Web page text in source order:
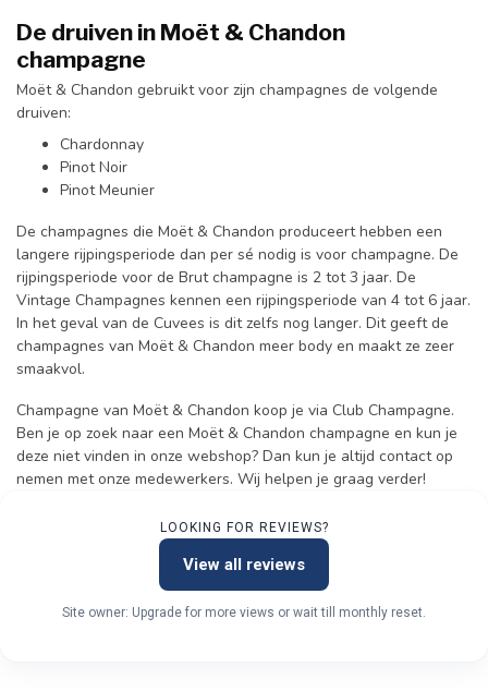
De druiven in Moët & Chandon
champagne
Moët & Chandon gebruikt voor zijn champagnes de volgende
druiven:
Chardonnay
Pinot Noir
Pinot Meunier
De champagnes die Moët & Chandon produceert hebben een
langere rijpingsperiode dan per sé nodig is voor champagne. De
rijpingsperiode voor de Brut champagne is 2 tot 3 jaar. De
Vintage Champagnes kennen een rijpingsperiode van 4 tot 6 jaar.
In het geval van de Cuvees is dit zelfs nog langer. Dit geeft de
champagnes van Moët & Chandon meer body en maakt ze zeer
smaakvol.
Champagne van Moët & Chandon koop je via Club Champagne.
Ben je op zoek naar een Moët & Chandon champagne en kun je
deze niet vinden in onze webshop? Dan kun je altijd contact op
nemen met onze medewerkers. Wij helpen je graag verder!
LOOKING FOR REVIEWS?
View all reviews
Site owner: Upgrade for more views or wait till monthly reset.